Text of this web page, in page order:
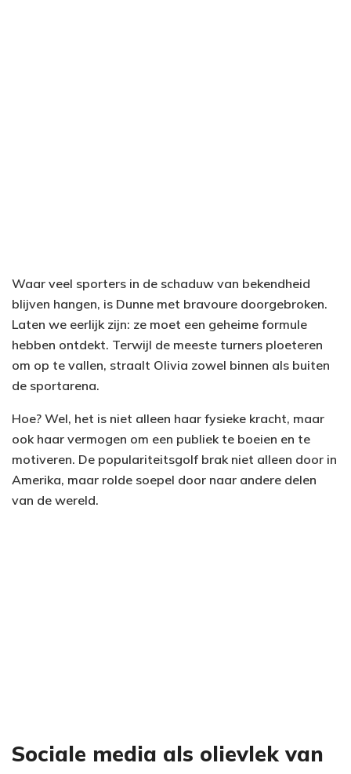
Waar veel sporters in de schaduw van bekendheid
blijven hangen, is Dunne met bravoure doorgebroken.
Laten we eerlijk zijn: ze moet een geheime formule
hebben ontdekt. Terwijl de meeste turners ploeteren
om op te vallen, straalt Olivia zowel binnen als buiten
de sportarena.
Hoe? Wel, het is niet alleen haar fysieke kracht, maar
ook haar vermogen om een publiek te boeien en te
motiveren. De populariteitsgolf brak niet alleen door in
Amerika, maar rolde soepel door naar andere delen
van de wereld.
Sociale media als olievlek van